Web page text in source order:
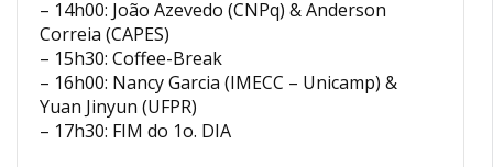
– 14h00: João Azevedo (CNPq) & Anderson
Correia (CAPES)
– 15h30: Coffee-Break
– 16h00: Nancy Garcia (IMECC – Unicamp) &
Yuan Jinyun (UFPR)
– 17h30: FIM do 1o. DIA